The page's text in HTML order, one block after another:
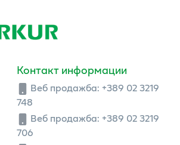
Контакт информации
Веб продажба: +389 02 3219
748
Веб продажба: +389 02 3219
706